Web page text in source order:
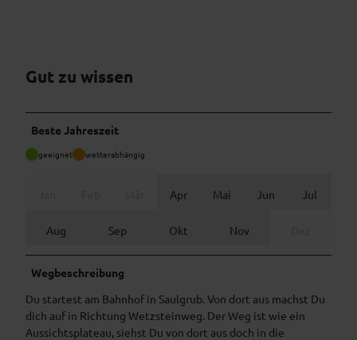
Gut zu wissen
Beste Jahreszeit
geeignet wetterabhängig
Apr Mai Jun Jul
Aug Sep Okt Nov
Wegbeschreibung
Du startest am Bahnhof in Saulgrub. Von dort aus machst Du
dich auf in Richtung Wetzsteinweg. Der Weg ist wie ein
Aussichtsplateau, siehst Du von dort aus doch in die